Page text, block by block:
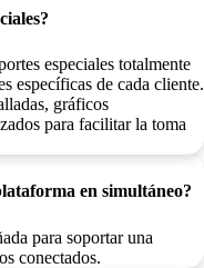
especiales totalmente
específicas de cada cliente.
gráficos
para facilitar la toma
en simultáneo?
para soportar una
conectados.